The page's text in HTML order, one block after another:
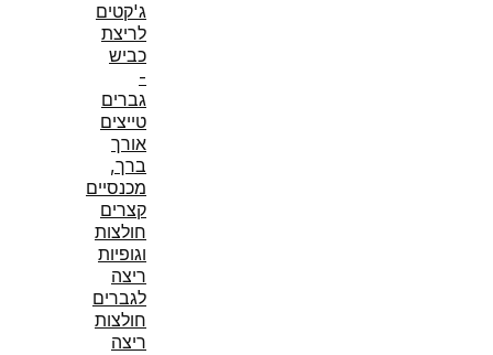
ג'קטים
לריצת
כביש
-
גברים
טייצים
אורך
ברך,
מכנסיים
קצרים
חולצות
וגופיות
ריצה
לגברים
חולצות
ריצה